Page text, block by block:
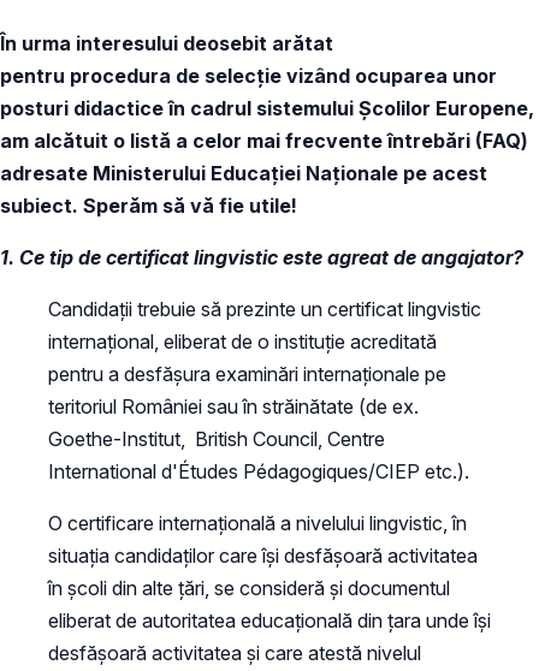
În urma interesului deosebit arătat
pentru procedura de selecție vizând ocuparea unor
posturi didactice în cadrul sistemului Școlilor Europene,
am alcătuit o listă a celor mai frecvente întrebări (FAQ)
adresate Ministerului Educației Naționale pe acest
subiect. Sperăm să vă fie utile!
1. Ce tip de certificat lingvistic este agreat de angajator?
Candidații trebuie să prezinte un certificat lingvistic
internațional, eliberat de o instituție acreditată
pentru a desfășura examinări internaționale pe
teritoriul României sau în străinătate (de ex.
Goethe-Institut, British Council, Centre
International d'Études Pédagogiques/CIEP etc.).
O certificare internațională a nivelului lingvistic, în
situația candidaților care își desfășoară activitatea
în școli din alte țări, se consideră și documentul
eliberat de autoritatea educațională din țara unde își
desfășoară activitatea și care atestă nivelul